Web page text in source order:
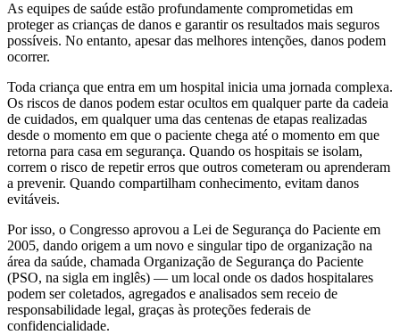
As equipes de saúde estão profundamente comprometidas em
proteger as crianças de danos e garantir os resultados mais seguros
possíveis. No entanto, apesar das melhores intenções, danos podem
ocorrer.
Toda criança que entra em um hospital inicia uma jornada complexa.
Os riscos de danos podem estar ocultos em qualquer parte da cadeia
de cuidados, em qualquer uma das centenas de etapas realizadas
desde o momento em que o paciente chega até o momento em que
retorna para casa em segurança. Quando os hospitais se isolam,
correm o risco de repetir erros que outros cometeram ou aprenderam
a prevenir. Quando compartilham conhecimento, evitam danos
evitáveis.
Por isso, o Congresso aprovou a Lei de Segurança do Paciente em
2005, dando origem a um novo e singular tipo de organização na
área da saúde, chamada Organização de Segurança do Paciente
(PSO, na sigla em inglês) — um local onde os dados hospitalares
podem ser coletados, agregados e analisados ​​sem receio de
responsabilidade legal, graças às proteções federais de
confidencialidade.